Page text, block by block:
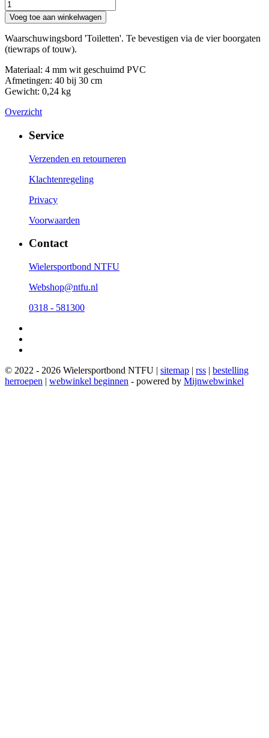
Voeg toe aan winkelwagen
Waarschuwingsbord 'Toiletten'. Te bevestigen via de vier boorgaten
(tiewraps of touw).
Materiaal: 4 mm wit geschuimd PVC
Afmetingen: 40 bij 30 cm
​Gewicht: 0,24 kg
Overzicht
Service
Verzenden en retourneren
Klachtenregeling
Privacy
Voorwaarden
Contact
Wielersportbond NTFU
Webshop@ntfu.nl
0318 - 581300
© 2022 - 2026 Wielersportbond NTFU | sitemap | rss | bestelling
herroepen | webwinkel beginnen - powered by Mijnwebwinkel